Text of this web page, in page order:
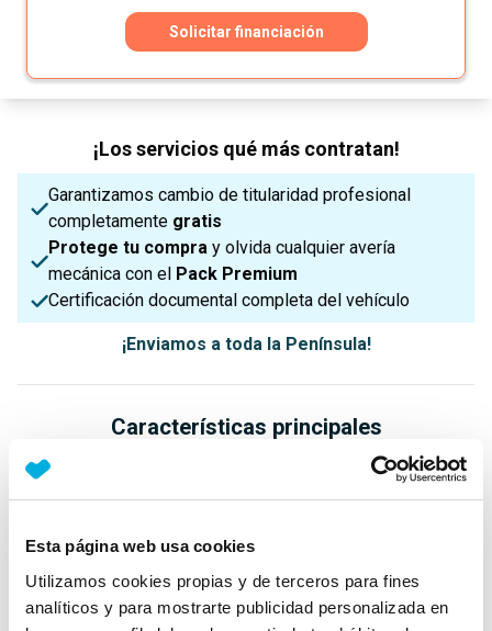
Esta página web usa cookies
Utilizamos cookies propias y de terceros para fines
analíticos y para mostrarte publicidad personalizada en
Solicitar financiación
¡Los servicios qué más contratan!
Garantizamos cambio de titularidad profesional
completamente gratis
Protege tu compra y olvida cualquier avería
mecánica con el Pack Premium
Certificación documental completa del vehículo
¡Enviamos a toda la Península!
Características principales
160 Cv Nacional
Nº Asientos Matriculación Tracción